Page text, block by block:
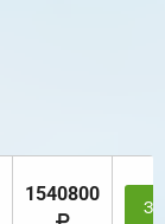
1540800